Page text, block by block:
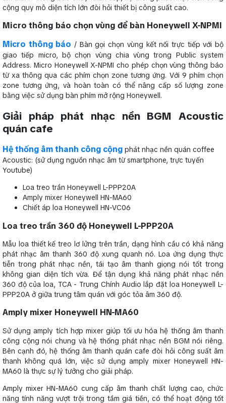
cộng quy mô diện tích lớn đòi hỏi thiết bị công suất cao.
Micro thông báo chọn vùng để bàn Honeywell X-NPMI
Micro thông báo / Bàn gọi chọn vùng kết nối trực tiếp với bộ
giao tiếp micro, bộ chọn vùng chia vùng trong Public system
Address. Micro Honeywell X-NPMI cho phép chọn vùng thông báo
từ xa thông qua các phím chọn zone tương ứng. Với 9 phím chọn
zone tương ứng, và hoàn toàn có thể nâng cấp số lượng zone
bằng việc sử dụng bàn phím mở rộng Honeywell.
Giải pháp phát nhạc nền BGM Acoustic
quán cafe
Hệ thống âm thanh công cộng phát nhạc nền quán coffee
Acoustic: (sử dụng nguồn nhạc âm từ smartphone, trực tuyến
Youtube)
Loa treo trần Honeywell L-PPP20A
Amply mixer Honeywell HN-MA60
Chiết áp loa Honeywell HN-VC06
Loa treo trần 360 độ Honeywell L-PPP20A
Mẫu loa thiết kế treo lơ lửng trên trần, dạng hình cầu có khả năng
phát nhạc âm thanh 360 độ xung quanh nó. Loa ứng dụng thực
tiễn trong phát nhạc nền, tái tạo âm thanh giọng nói tốt trong
không gian diện tích vừa. Để tận dụng khả năng phát nhạc nền
360 độ của loa, TCA - Trung Chính Audio lắp đặt loa Honeywell L-
PPP20A ở giữa trung tâm quán với góc tỏa âm 360 độ.
Amply mixer Honeywell HN-MA60
Sử dụng amply tích hợp mixer giúp tối ưu hóa hệ thống âm thanh
công cộng nói chung và hệ thống phát nhạc nền BGM nói riêng.
Bên cạnh đó, hệ thống âm thanh quán cafe đòi hỏi công suất âm
thanh không quá lớn, việc sử dụng amply mixer Honeywell HN-
MA60 là thực sự lý tưởng cho giải pháp.
Amply mixer HN-MA60 cung cấp âm thanh chất lượng cao, chức
năng tính năng vượt trội trong tầm giá tiền, có thể hoạt động tốt